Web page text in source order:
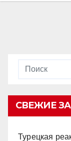
СВЕЖИЕ
Турецкая